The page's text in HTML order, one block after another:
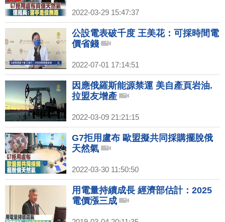
2022-03-29 15:47:37
公設電表破千度 王美花：可採時間電
價省錢
2022-07-01 17:14:51
因應俄羅斯能源禁運 美自產頁岩油.
拉盟友增產
2022-03-09 21:21:15
G7拒用盧布 歐盟擬共同採購擺脫俄
天然氣
2022-03-30 11:50:50
用電量持續成長 經濟部估計：2025
電價漲三成